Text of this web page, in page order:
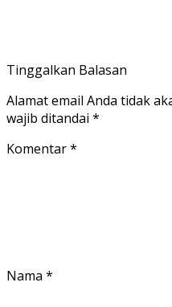
Tinggalkan Balasan
Alamat email Anda tidak
wajib ditandai *
Komentar*
Nama *